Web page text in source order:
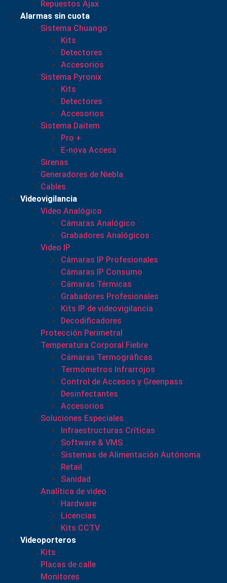
Repuestos Ajax
Alarmas sin cuota
Sistema Chuango
Kits
Detectores
Accesorios
Sistema Pyronix
Kits
Detectores
Accesorios
Sistema Daitem
Pro +
E-nova Access
Sirenas
Generadores de Niebla
Cables
Videovigilancia
Video Analógico
Cámaras Analógico
Grabadores Analógicos
Video IP
Cámaras IP Profesionales
Cámaras IP Consumo
Cámaras Térmicas
Grabadores Profesionales
Kits IP de videovigilancia
Decodificadores
Protección Perimetral
Temperatura Corporal Fiebre
Cámaras Termográficas
Termómetros Infrarrojos
Control de Accesos y Greenpass
Desinfectantes
Accesorios
Soluciones Especiales
Infraestructuras Críticas
Software & VMS
Sistemas de Alimentación Autónoma
Retail
Sanidad
Analítica de video
Hardware
Licencias
Kits CCTV
Videoporteros
Kits
Placas de calle
Monitores